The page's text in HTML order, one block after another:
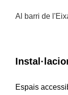
Al barri de
Espais